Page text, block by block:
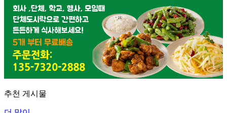
추천 게시물